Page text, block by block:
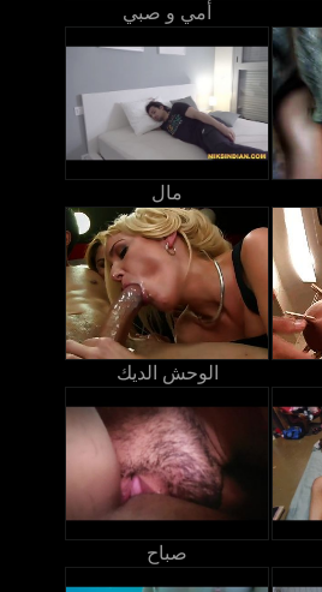
أمي و صبي
مال
الوحش الديك
صباح